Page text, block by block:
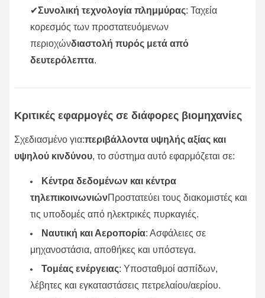
✔Συνολική τεχνολογία πλημμύρας: Ταχεία
κορεσμός των προστατευόμενων
περιοχώνδιαστολή πυρός μετά από
δευτερόλεπτα.
Κριτικές εφαρμογές σε διάφορες βιομηχανίες
Σχεδιασμένο για:περιβάλλοντα υψηλής αξίας και
υψηλού κινδύνου, το σύστημα αυτό εφαρμόζεται σε:
Κέντρα δεδομένων και κέντρα
τηλεπικοινωνιώνΠροστατεύει τους διακομιστές και
τις υποδομές από ηλεκτρικές πυρκαγιές.
Ναυτική και Αεροπορία: Ασφάλειες σε
μηχανοστάσια, αποθήκες και υπόστεγα.
Τομέας ενέργειας: Υποσταθμοί ασπίδων,
λέβητες και εγκαταστάσεις πετρελαίου/αερίου.